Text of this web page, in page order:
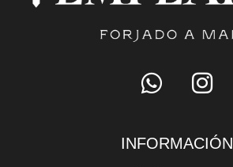
INFORMACIÓN